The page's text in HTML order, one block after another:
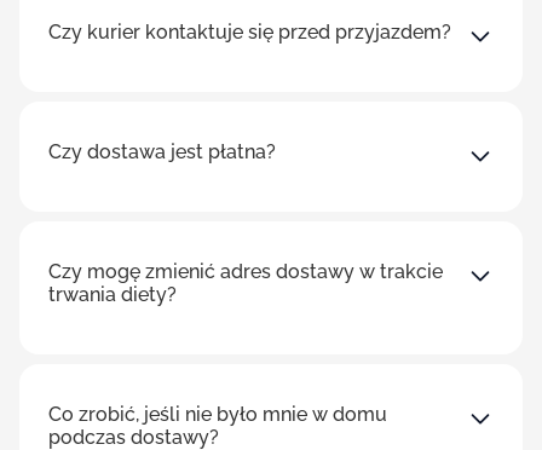
Czy kurier kontaktuje się przed przyjazdem?
Czy dostawa jest płatna?
Czy mogę zmienić adres dostawy w trakcie
trwania diety?
Co zrobić, jeśli nie było mnie w domu
podczas dostawy?